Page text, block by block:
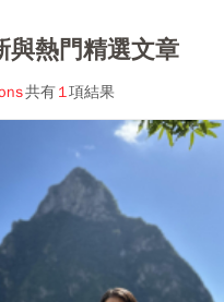
與熱門精選文章
共有1項結果